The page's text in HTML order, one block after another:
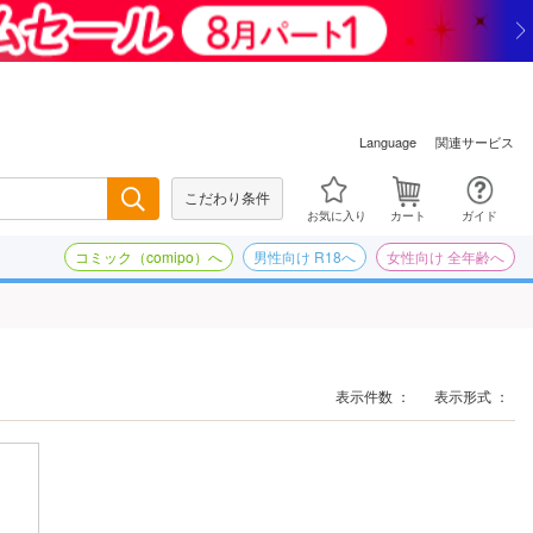
Language 関連サービス
こだわり条件
お気に入り カート ガイド
コミック（comipo）へ 男性向け R18へ 女性向け 全年齢へ
表示形式 ：
表示件数 ：